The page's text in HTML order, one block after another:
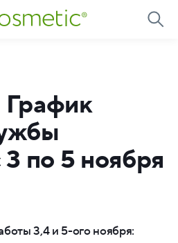
3 по 5 ноября
3,4 и 5-ого ноября: